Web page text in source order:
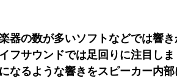
器の数が多いソフトなどでは響
フサウンドでは足回りに注目しま
なるような響きをスピーカー内